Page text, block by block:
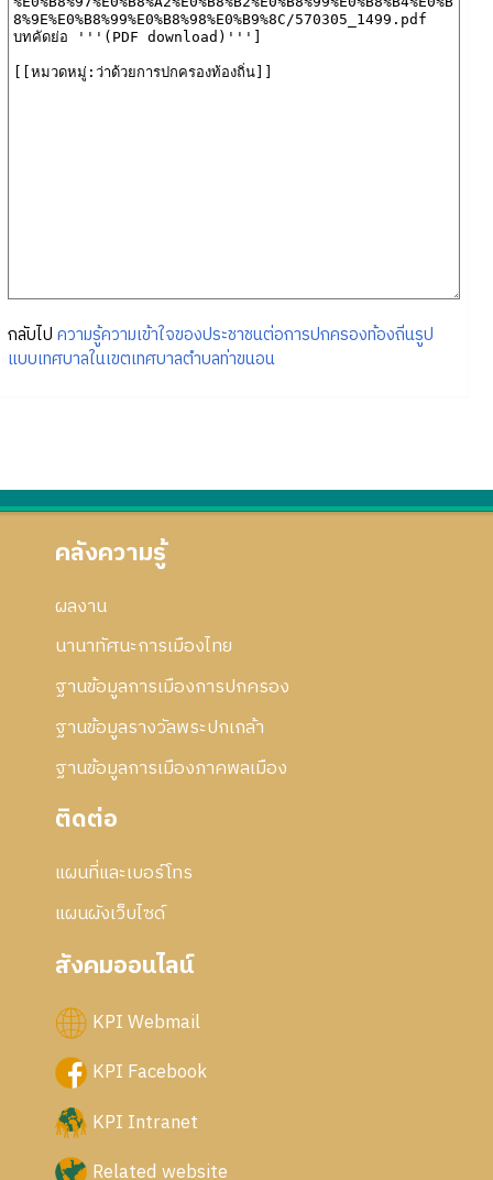
กลับไป ความรู้ความเข้าใจของประชาชนต่อการปกครองท้องถิ่นรูป
แบบเทศบาลในเขตเทศบาลตำบลท่าขนอน
คลังความรู้
ผลงาน
นานาทัศนะการเมืองไทย
ฐานข้อมูลการเมืองการปกครอง
ฐานข้อมูลรางวัลพระปกเกล้า
ฐานข้อมูลการเมืองภาคพลเมือง
ติดต่อ
แผนที่และเบอร์โทร
แผนผังเว็บไซด์
สังคมออนไลน์
KPI Webmail
KPI Facebook
KPI Intranet
Related website